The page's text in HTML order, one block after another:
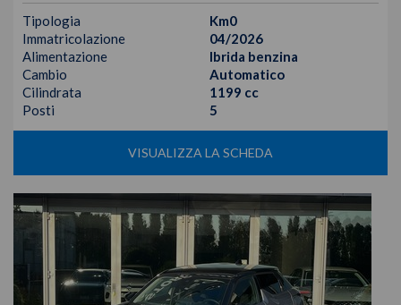
Tipologia
Km0
Immatricolazione
04/2026
Alimentazione
Ibrida benzina
Cambio
Automatico
Cilindrata
1199 cc
Posti
5
VISUALIZZA LA SCHEDA